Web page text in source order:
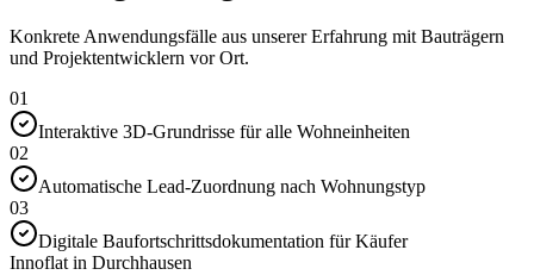
Konkrete Anwendungsfälle aus unserer Erfahrung mit Bauträgern
und Projektentwicklern vor Ort.
01
Interaktive 3D-Grundrisse für alle Wohneinheiten
02
Automatische Lead-Zuordnung nach Wohnungstyp
03
Digitale Baufortschrittsdokumentation für Käufer
Innoflat in Durchhausen